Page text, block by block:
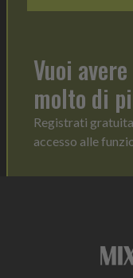
Vuoi
molto di
Registrati
accesso alle